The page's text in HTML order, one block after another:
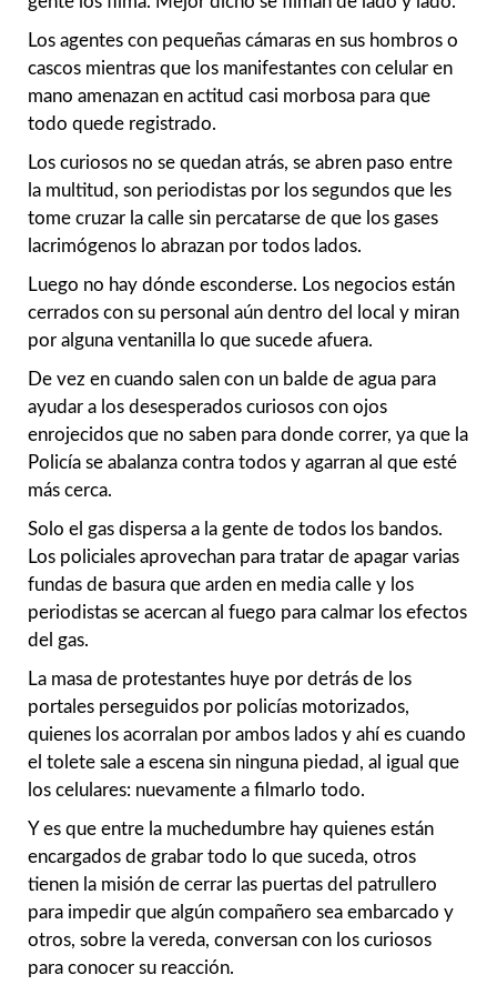
Los agentes con pequeñas cámaras en sus hombros o
cascos mientras que los manifestantes con celular en
mano amenazan en actitud casi morbosa para que
todo quede registrado.
Los curiosos no se quedan atrás, se abren paso entre
la multitud, son periodistas por los segundos que les
tome cruzar la calle sin percatarse de que los gases
lacrimógenos lo abrazan por todos lados.
Luego no hay dónde esconderse. Los negocios están
cerrados con su personal aún dentro del local y miran
por alguna ventanilla lo que sucede afuera.
De vez en cuando salen con un balde de agua para
ayudar a los desesperados curiosos con ojos
enrojecidos que no saben para donde correr, ya que la
Policía se abalanza contra todos y agarran al que esté
más cerca.
Solo el gas dispersa a la gente de todos los bandos.
Los policiales aprovechan para tratar de apagar varias
fundas de basura que arden en media calle y los
periodistas se acercan al fuego para calmar los efectos
del gas.
La masa de protestantes huye por detrás de los
portales perseguidos por policías motorizados,
quienes los acorralan por ambos lados y ahí es cuando
el tolete sale a escena sin ninguna piedad, al igual que
los celulares: nuevamente a filmarlo todo.
Y es que entre la muchedumbre hay quienes están
encargados de grabar todo lo que suceda, otros
tienen la misión de cerrar las puertas del patrullero
para impedir que algún compañero sea embarcado y
otros, sobre la vereda, conversan con los curiosos
para conocer su reacción.